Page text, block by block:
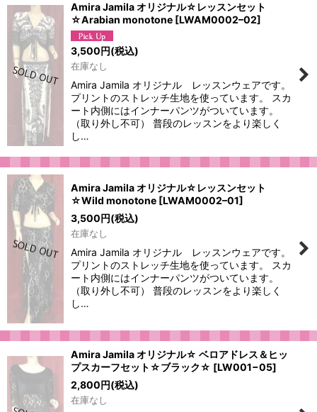
Amira Jamila オリジナル☆レッスンセット
☆Arabian monotone [LWAM0002–02]
3,500円(税込)
在庫なし
Amira Jamila オリジナル レッスンウェアです。
プリントのストレッチ生地を使っています。 スカ
ート内側にはインナーパンツがついています。
（取り外し不可） 普段のレッスンをより楽しく
し…
Amira Jamila オリジナル☆レッスンセット
☆Wild monotone [LWAM0002–01]
3,500円(税込)
在庫なし
Amira Jamila オリジナル レッスンウェアです。
プリントのストレッチ生地を使っています。 スカ
ート内側にはインナーパンツがついています。
（取り外し不可） 普段のレッスンをより楽しく
し…
Amira Jamila オリジナル☆ ベロアドレス＆ヒッ
プスカーフセット☆ブラック☆ [LW001−05]
2,800円(税込)
在庫なし